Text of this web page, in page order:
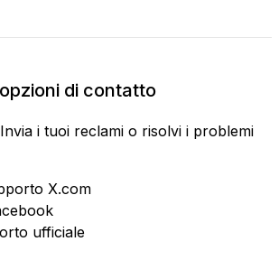
di contatto
i tuoi reclami o risolvi i problemi
X.com
ufficiale